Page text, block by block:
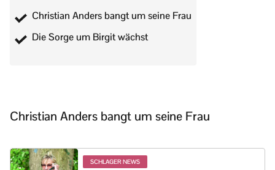
Christian Anders bangt um seine Frau
Die Sorge um Birgit wächst
Christian Anders bangt um seine Frau
SCHLAGER NEWS